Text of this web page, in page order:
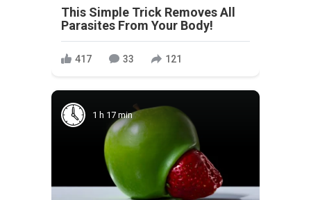
This Simple Trick Removes All
Parasites From Your Body!
417 33 121
1 h 17 min